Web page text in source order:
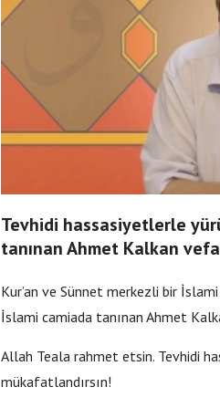
Tevhidi hassasiyetlerle
tanınan Ahmet Kalkan
Kur’an ve Sünnet merkezli bir
İslami camiada tanınan Ahmet
Allah Teala rahmet etsin. Tevhidi
mükafatlandırsın!